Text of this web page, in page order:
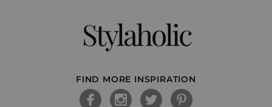
Stylaholic
FIND MORE INSPIRATION